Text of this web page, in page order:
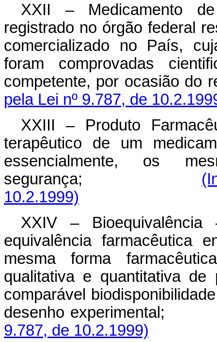
XXII – Medicamento
registrado no órgão federal
comercializado no País,
foram comprovadas
competente, por ocasião do
pela Lei nº 9.787, de
XXIII – Produto
terapêutico de um
essencialmente, os
segurança;
10.2.1999)
XXIV –
equivalência farmacêutica
mesma forma
qualitativa e quantitativa
comparável
desenho experimental;
9.787, de 10.2.1999)